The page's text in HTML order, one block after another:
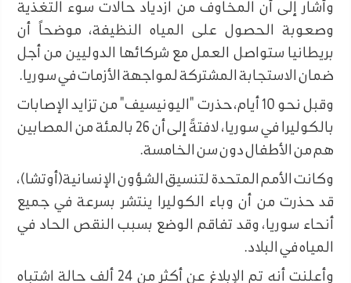
وأشار إلى أن المخاوف من ازدياد حالات سوء التغذية
وصعوبة الحصول على المياه النظيفة، موضحاً أن
بريطانيا ستواصل العمل مع شركائها الدوليين من أجل
ضمان الاستجابة المشتركة لمواجهة الأزمات في سوريا.
وقبل نحو 10 أيام، حذرت "اليونيسيف" من تزايد الإصابات
بالكوليرا في سوريا، لافتةً إلى أن 26 بالمئة من المصابين
هم من الأطفال دون سن الخامسة.
وكانت الأمم المتحدة لتنسيق الشؤون الإنسانية(أوتشا)،
قد حذرت من أن وباء الكوليرا ينتشر بسرعة في جميع
أنحاء سوريا، وقد تفاقم الوضع بسبب النقص الحاد في
المياه في البلاد.
وأعلنت أنه تم الإبلاغ عن أكثر من 24 ألف حالة اشتباه